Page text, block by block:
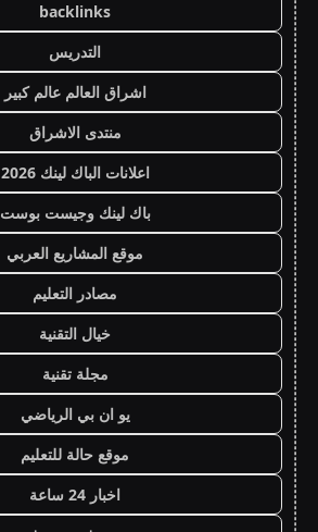
backlinks
التدريس
اشراق العالم عالم كبير
منتدى الاشراق
اعلانات الباك لينك 2026
باك لينك وجيست بوست
موقع المشاريع العربي
مصادر التعليم
خيال التقنية
مجلة تقنية
يو ان بي الرياضي
موقع حالة للتعليم
اخبار 24 ساعة